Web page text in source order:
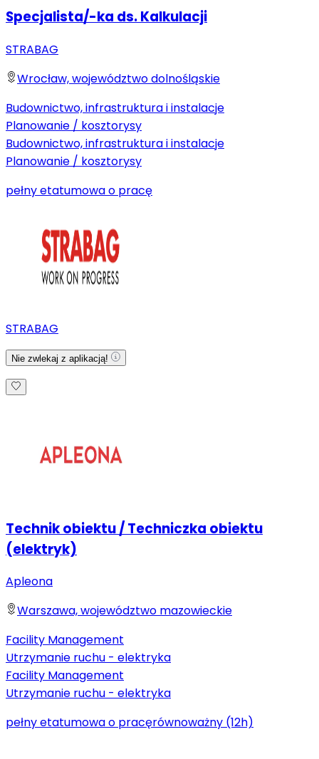
Specjalista/-ka ds. Kalkulacji
STRABAG
Wrocław, województwo dolnośląskie
Budownictwo, infrastruktura i instalacje
Planowanie / kosztorysy
Budownictwo, infrastruktura i instalacje
Planowanie / kosztorysy
pełny etatumowa o pracę
STRABAG
Nie zwlekaj z aplikacją!
Technik obiektu / Techniczka obiektu
(elektryk)
Apleona
Warszawa, województwo mazowieckie
Facility Management
Utrzymanie ruchu - elektryka
Facility Management
Utrzymanie ruchu - elektryka
pełny etatumowa o pracęrównoważny (12h)